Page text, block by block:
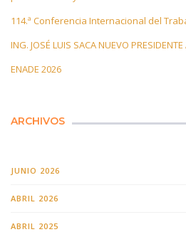
114.ª Conferencia Internacional del
ING. JOSÉ LUIS SACA NUEVO
ENADE 2026
ARCHIVOS
JUNIO 2026
ABRIL 2026
ABRIL 2025